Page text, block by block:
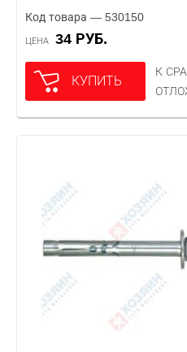
Код товара — 530150
ЦЕНА 34 РУБ.
КУПИТЬ
К